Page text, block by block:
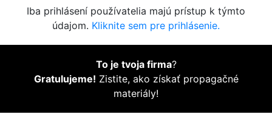
Iba prihlásení používatelia majú prístup k týmto
údajom. Kliknite sem pre prihlásenie.
To je tvoja firma?
Gratulujeme! Zistite, ako získať propagačné
materiály!